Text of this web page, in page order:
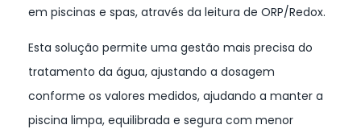
em piscinas e spas, através da leitura de ORP/Redox.
Esta solução permite uma gestão mais precisa do
tratamento da água, ajustando a dosagem
conforme os valores medidos, ajudando a manter a
piscina limpa, equilibrada e segura com menor